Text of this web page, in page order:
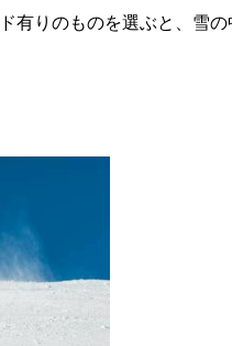
有りのものを選ぶと、雪